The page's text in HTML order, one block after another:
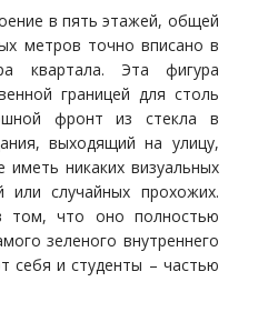
в пять этажей, общей
метров точно вписано в
квартала. Эта фигура
границей для столь
фронт из стекла в
выходящий на улицу,
иметь никаких визуальных
или случайных прохожих.
том, что оно полностью
зеленого внутреннего
себя и студенты – частью